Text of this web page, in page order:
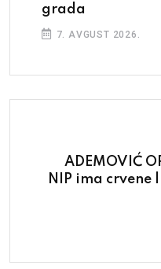
grada
7. AVGUST 2026.
ADEMOVIĆ
NIP ima crvene